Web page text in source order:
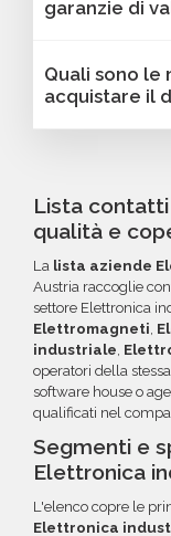
dipendenti,
e
essere filtrati
CAP),
giuridica o
trovi la
campagna.
garanzie di
database
Austria. Se
entro 60
come email
Quali sono le
acquistare il
i circuiti
per acquisti
maggiori
questa
Lista
qualità e
La lista aziende
Austria raccoglie
settore Elettronica
Elettromagneti,
industriale,
operatori della
software house o
qualificati nel
Segmenti e
Elettronica
L'elenco copre le
Elettronica